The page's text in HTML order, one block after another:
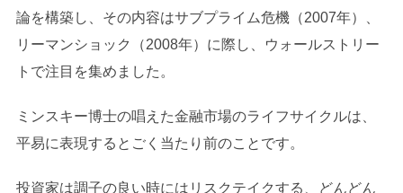
論を構築し、その内容はサブプライム危機（2007年）、
リーマンショック（2008年）に際し、ウォールストリー
トで注目を集めました。
ミンスキー博士の唱えた金融市場のライフサイクルは、
平易に表現するとごく当たり前のことです。
投資家は調子の良い時にはリスクテイクする、どんどん